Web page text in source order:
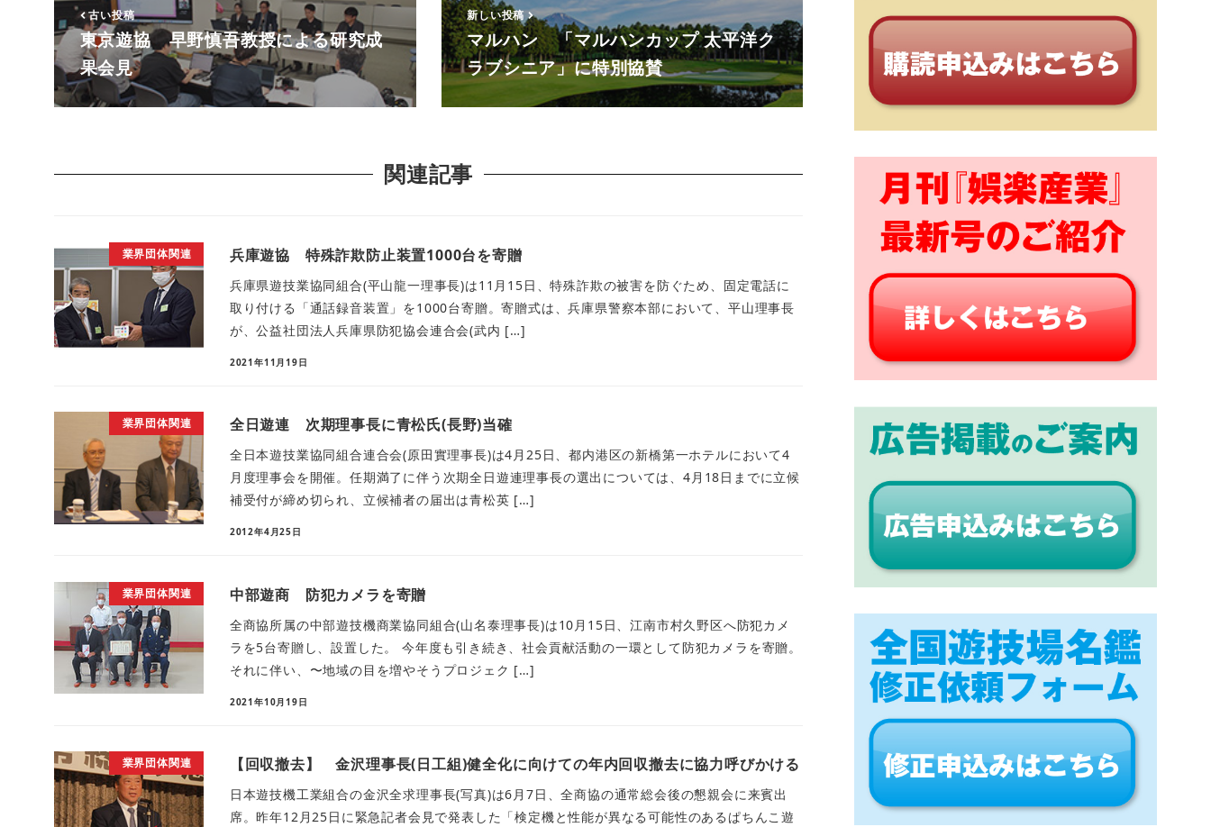
古い投稿
東京遊協 早野慎吾教授による研究成
果会見
新しい投稿
マルハン 「マルハンカップ 太平洋ク
ラブシニア」に特別協賛
関連記事
業界団体関連 兵庫遊協 特殊詐欺防止装置1000台を寄贈
兵庫県遊技業協同組合(平山龍一理事長)は11月15日、特殊詐欺の被害を防ぐため、固定電話に
取り付ける「通話録音装置」を1000台寄贈。寄贈式は、兵庫県警察本部において、平山理事長
が、公益社団法人兵庫県防犯協会連合会(武内 […]
2021年11月19日
業界団体関連 全日遊連 次期理事長に青松氏(長野)当確
全日本遊技業協同組合連合会(原田實理事長)は4月25日、都内港区の新橋第一ホテルにおいて4
月度理事会を開催。任期満了に伴う次期全日遊連理事長の選出については、4月18日までに立候
補受付が締め切られ、立候補者の届出は青松英 […]
2012年4月25日
業界団体関連 中部遊商 防犯カメラを寄贈
全商協所属の中部遊技機商業協同組合(山名泰理事長)は10月15日、江南市村久野区へ防犯カメ
ラを5台寄贈し、設置した。 今年度も引き続き、社会貢献活動の一環として防犯カメラを寄贈。
それに伴い、〜地域の目を増やそうプロジェク […]
2021年10月19日
業界団体関連 【回収撤去】 金沢理事長(日工組)健全化に向けての年内回収撤去に協力呼びかける
日本遊技機工業組合の金沢全求理事長(写真)は6月7日、全商協の通常総会後の懇親会に来賓出
席。昨年12月25日に緊急記者会見で発表した「検定機と性能が異なる可能性のあるぱちんこ遊